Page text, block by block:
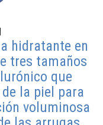
hidratante en
tres tamaños
que
la piel para
voluminosa